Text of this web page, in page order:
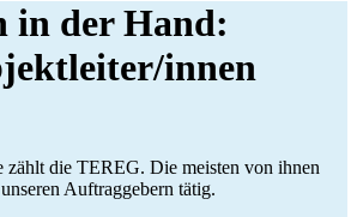
in der Hand:
innen
zählt die TEREG. Die meisten von ihnen
Auftraggebern tätig.